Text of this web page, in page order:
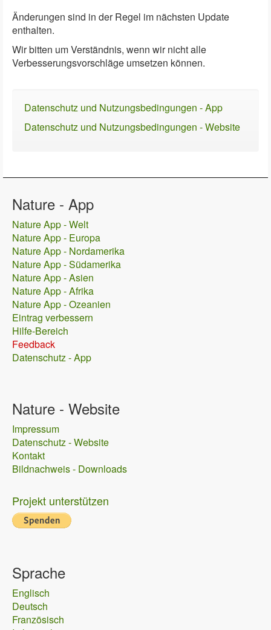
Änderungen sind in der Regel im nächsten Update
enthalten.
Wir bitten um Verständnis, wenn wir nicht alle
Verbesserungsvorschläge umsetzen können.
Datenschutz und Nutzungsbedingungen - App
Datenschutz und Nutzungsbedingungen - Website
Nature - App
Nature App - Welt
Nature App - Europa
Nature App - Nordamerika
Nature App - Südamerika
Nature App - Asien
Nature App - Afrika
Nature App - Ozeanien
Eintrag verbessern
Hilfe-Bereich
Feedback
Datenschutz - App
Nature - Website
Impressum
Datenschutz - Website
Kontakt
Bildnachweis - Downloads
Projekt unterstützen
Sprache
Englisch
Deutsch
Französisch